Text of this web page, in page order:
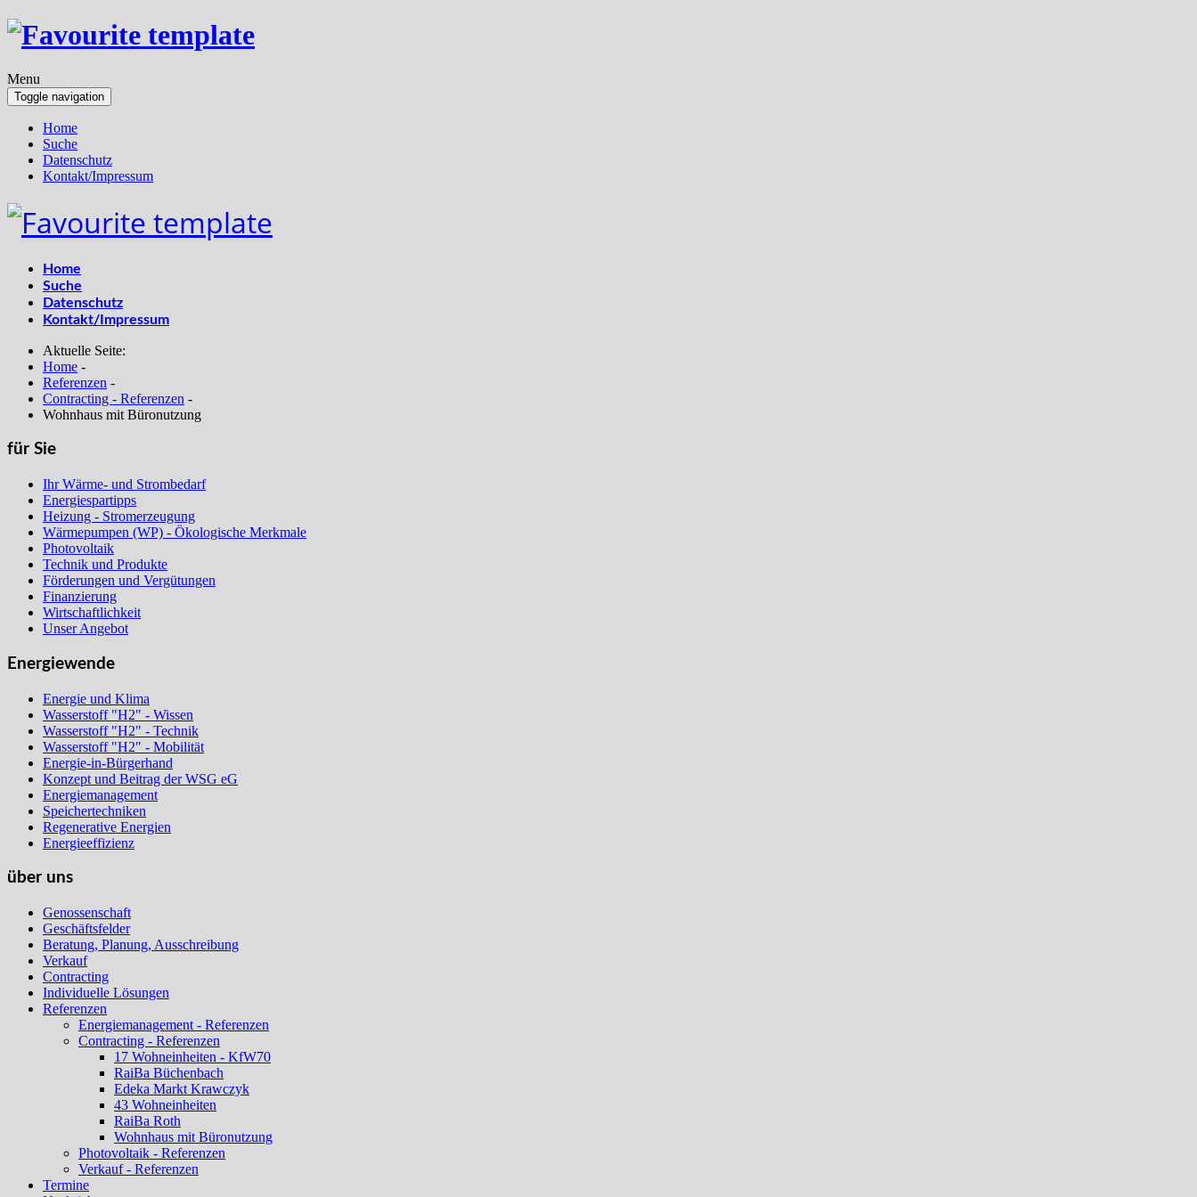
Menu
Toggle navigation
Home
Suche
Datenschutz
Kontakt/Impressum
Home
Suche
Datenschutz
Kontakt/Impressum
Aktuelle Seite:
Home -
Referenzen -
Contracting - Referenzen -
Wohnhaus mit Büronutzung
für Sie
Ihr Wärme- und Strombedarf
Energiespartipps
Heizung - Stromerzeugung
Wärmepumpen (WP) - Ökologische Merkmale
Photovoltaik
Technik und Produkte
Förderungen und Vergütungen
Finanzierung
Wirtschaftlichkeit
Unser Angebot
Energiewende
Energie und Klima
Wasserstoff "H2" - Wissen
Wasserstoff "H2" - Technik
Wasserstoff "H2" - Mobilität
Energie-in-Bürgerhand
Konzept und Beitrag der WSG eG
Energiemanagement
Speichertechniken
Regenerative Energien
Energieeffizienz
über uns
Genossenschaft
Geschäftsfelder
Beratung, Planung, Ausschreibung
Verkauf
Contracting
Individuelle Lösungen
Referenzen
Energiemanagement - Referenzen
Contracting - Referenzen
17 Wohneinheiten - KfW70
RaiBa Büchenbach
Edeka Markt Krawczyk
43 Wohneinheiten
RaiBa Roth
Wohnhaus mit Büronutzung
Photovoltaik - Referenzen
Verkauf - Referenzen
Termine